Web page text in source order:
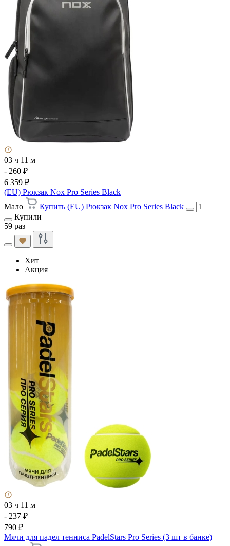
03 ч 11 м
- 260 ₽
6 359 ₽
(EU) Рюкзак Nox Pro Series Black
Мало
Купить (EU) Рюкзак Nox Pro Series Black
Купили
59 раз
Хит
Акция
03 ч 11 м
- 237 ₽
790 ₽
Мячи для падел тенниса PadelStars Pro Series (3 шт в банке)